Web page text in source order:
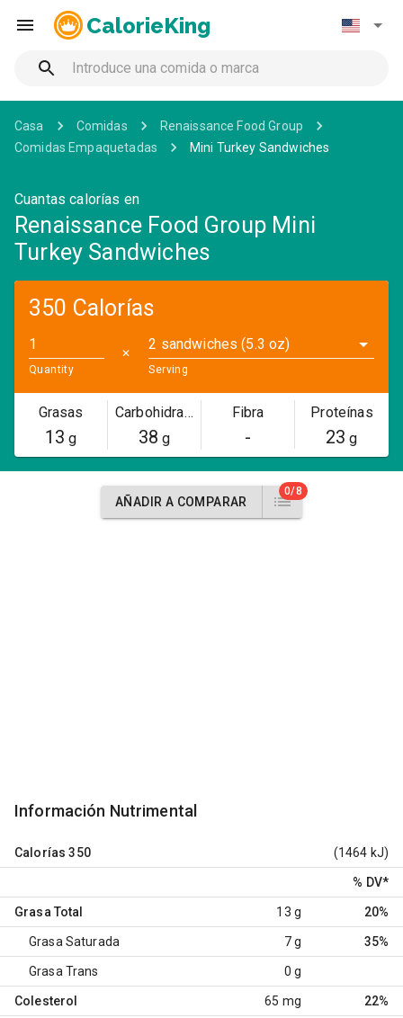
CalorieKing
Casa Comidas
Renaissance Food Group
Comidas Empaquetadas
Mini Turkey Sandwiches
Cuantas calorías en
Renaissance Food Group Mini
Turkey Sandwiches
350 Calorías
Quantity
✕
2 sandwiches (5.3 oz)
Serving
Grasas
13 g
Carbohidratos
38 g
Fibra
-
Proteínas
23 g
AÑADIR A COMPARAR
0/8
Información Nutrimental
Calorías 350 (1464 kJ)
% DV*
Grasa Total 13 g 20%
Grasa Saturada 7 g 35%
Grasa Trans 0 g
Colesterol 65 mg 22%